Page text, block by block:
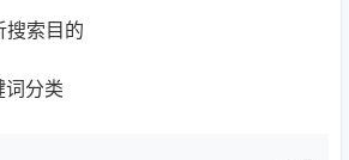
索目的
分类